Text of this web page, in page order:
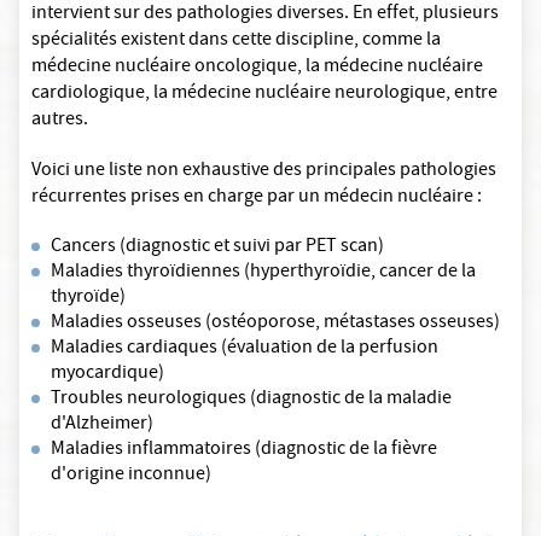
intervient sur des pathologies diverses. En effet, plusieurs
spécialités existent dans cette discipline, comme la
médecine nucléaire oncologique, la médecine nucléaire
cardiologique, la médecine nucléaire neurologique, entre
autres.
Voici une liste non exhaustive des principales pathologies
récurrentes prises en charge par un médecin nucléaire :
Cancers (diagnostic et suivi par PET scan)
Maladies thyroïdiennes (hyperthyroïdie, cancer de la
thyroïde)
Maladies osseuses (ostéoporose, métastases osseuses)
Maladies cardiaques (évaluation de la perfusion
myocardique)
Troubles neurologiques (diagnostic de la maladie
d'Alzheimer)
Maladies inflammatoires (diagnostic de la fièvre
d'origine inconnue)